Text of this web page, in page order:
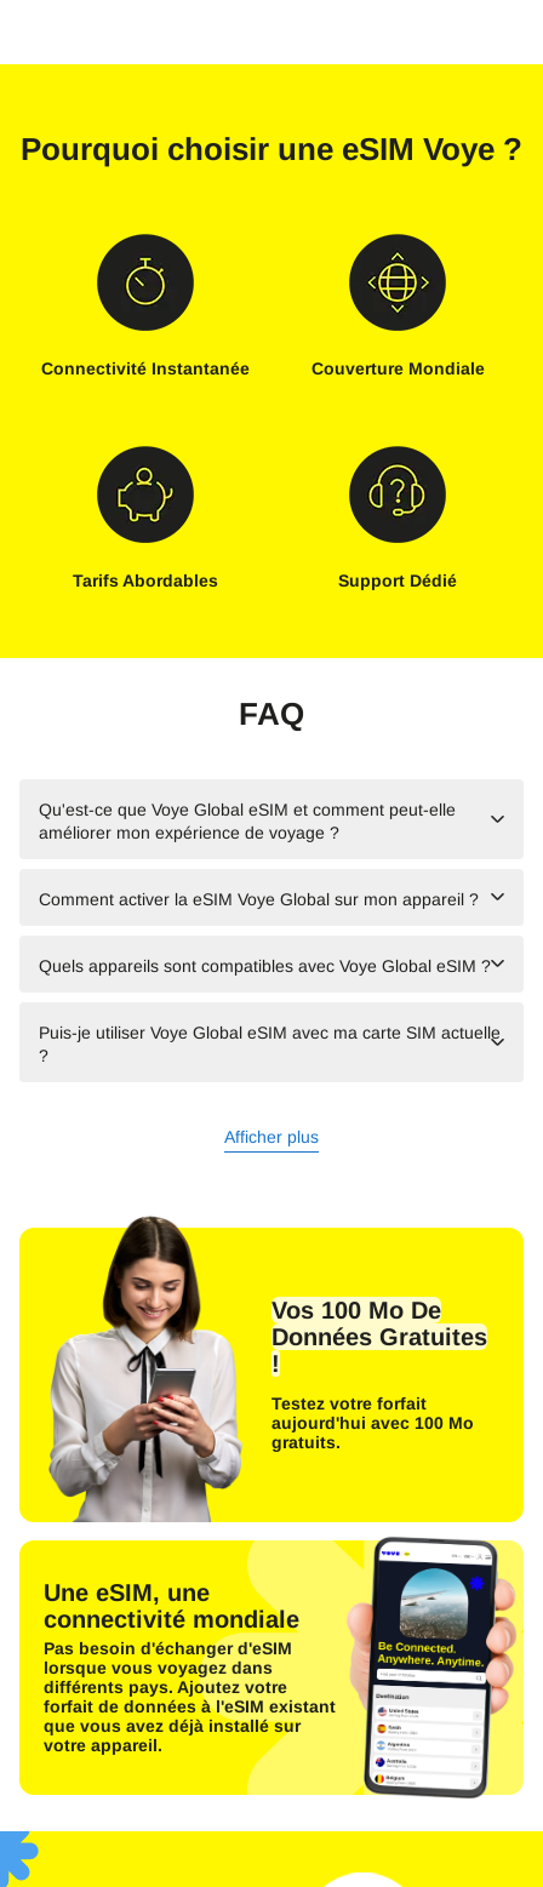
Pourquoi choisir une eSIM Voye ?
Connectivité Instantanée Couverture Mondiale
Tarifs Abordables Support Dédié
FAQ
Qu'est-ce que Voye Global eSIM et comment peut-elle
améliorer mon expérience de voyage ?
Comment activer la eSIM Voye Global sur mon appareil ?
Quels appareils sont compatibles avec Voye Global eSIM ?
Puis-je utiliser Voye Global eSIM avec ma carte SIM actuelle
?
Afficher plus
Vos 100 Mo De
Données Gratuites
!
Testez votre forfait
aujourd'hui avec 100 Mo
gratuits.
Une eSIM, une
connectivité mondiale
Pas besoin d'échanger d'eSIM
lorsque vous voyagez dans
différents pays. Ajoutez votre
forfait de données à l'eSIM existant
que vous avez déjà installé sur
votre appareil.